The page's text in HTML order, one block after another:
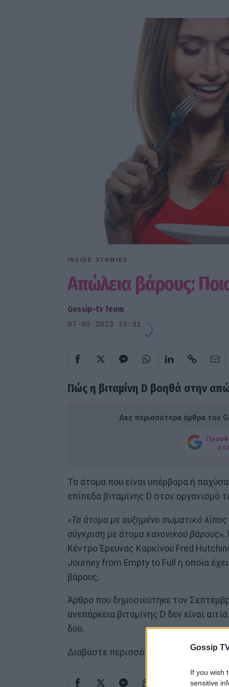
Gossip
If you wish
sensitive
INSIDE STORIES
Απώλεια βάρους:
Gossip-tv Team
07-05-2023 15:31
Πώς η βιταμίνη D βοηθά στην
Δες περισσότερα άρθρα του
Τα άτομα που είναι υπέρβαρα ή
επίπεδα βιταμίνης D στον οργανισμό
«Τα άτομα με αυξημένο σωματικό
σύγκριση με άτομα κανονικού βάρους»,
Κέντρο Έρευνας Καρκίνου Fred
Journey from Empty to Full η οποία έχει
βάρους.
Άρθρο που δημοσιεύτηκε τον
ανεπάρκεια βιταμίνης D δεν είναι
δύο.
Διαβάστε περισσότερα στο